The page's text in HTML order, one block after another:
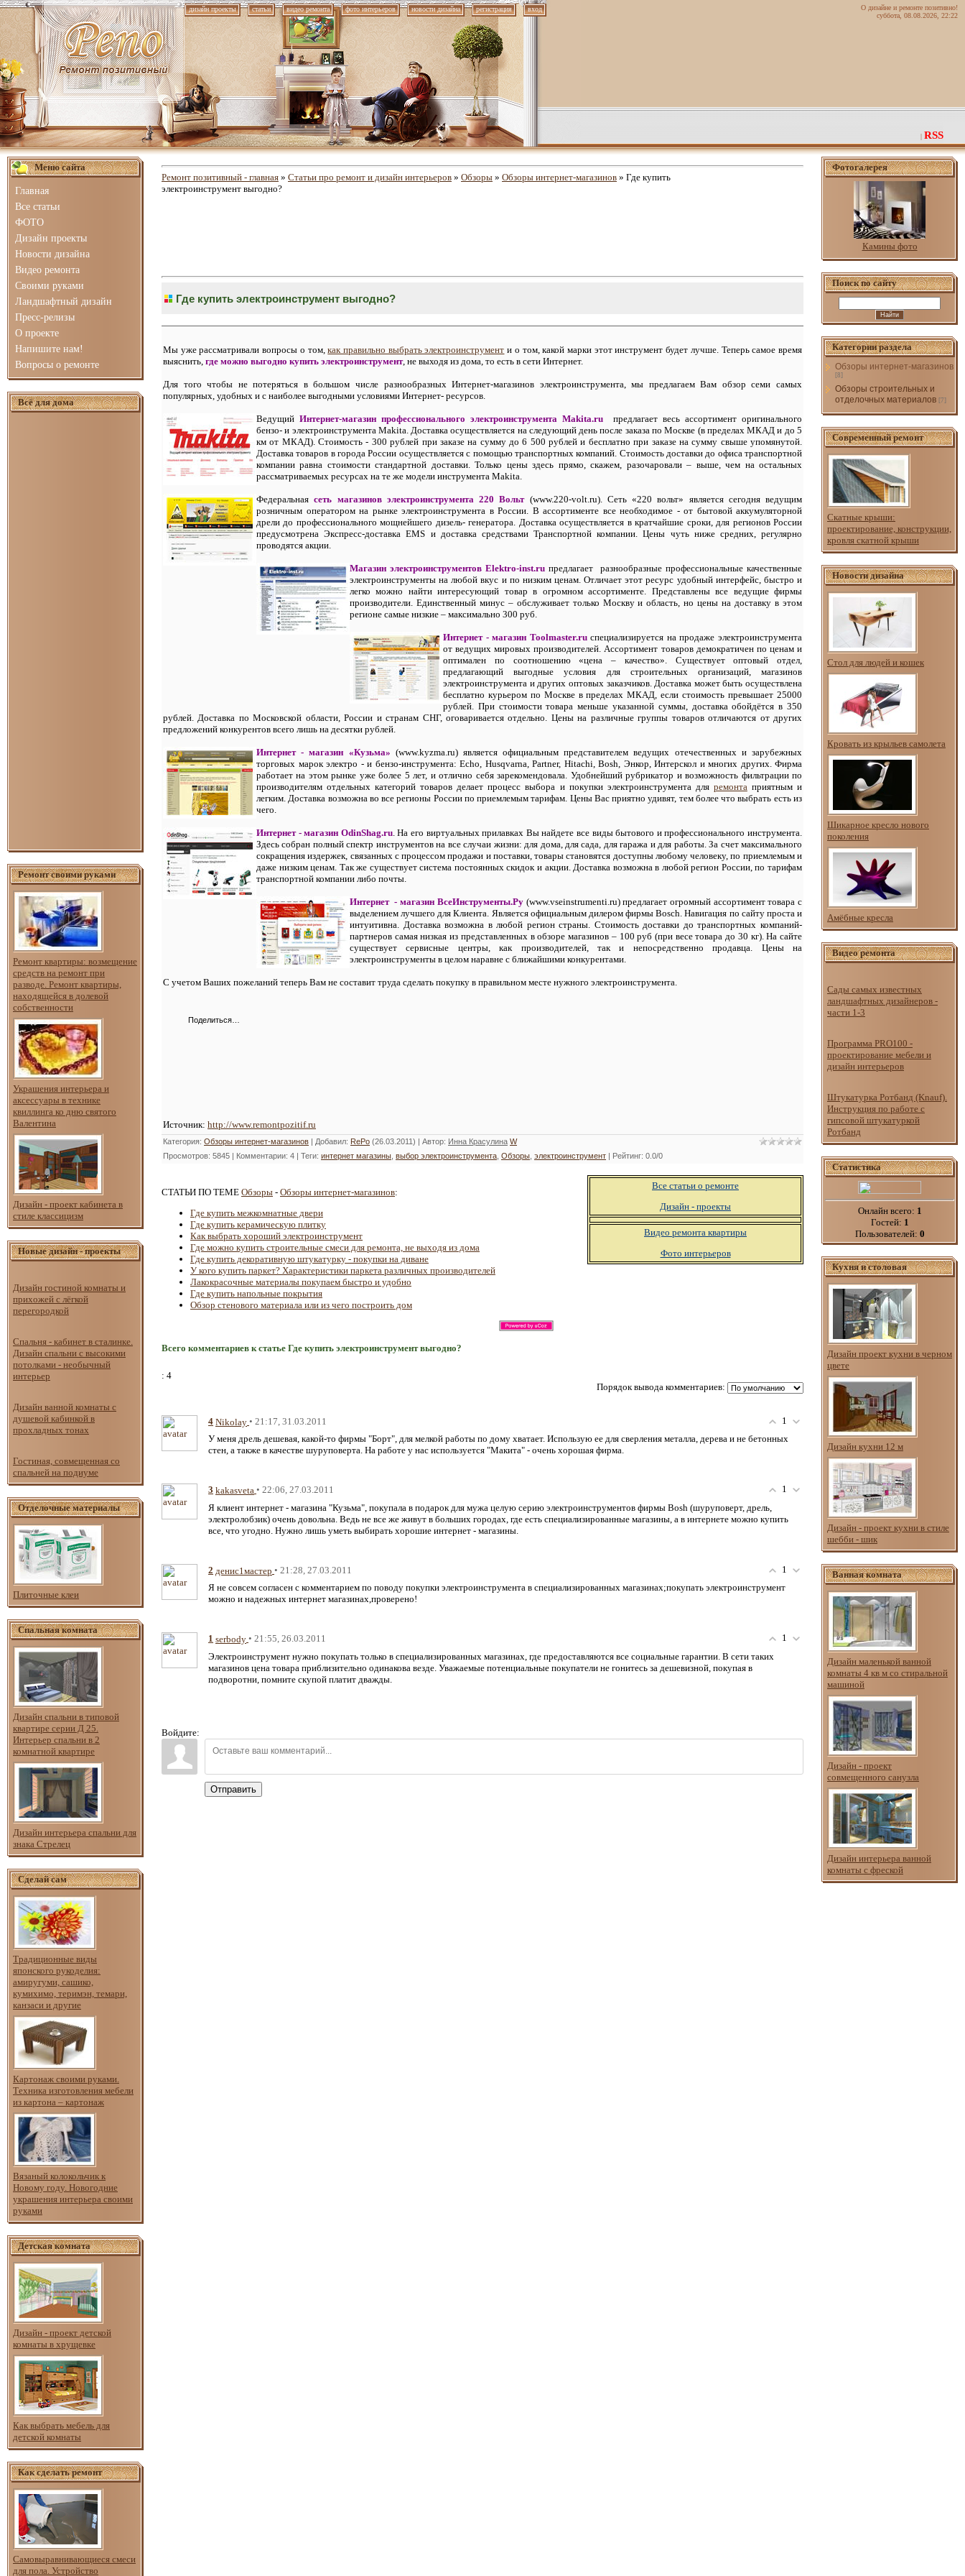
дизайн проекты статьи видео ремонта фото интерьеров новости дизайна регистрация вход
О дизайне и ремонте позитивно!
суббота, 08.08.2026, 22:22
| RSS
Меню сайта
Главная
Все статьи
ФОТО
Дизайн проекты
Новости дизайна
Видео ремонта
Своими руками
Ландшафтный дизайн
Пресс-релизы
О проекте
Напишите нам!
Вопросы о ремонте
Всё для дома
Ремонт своими руками
Ремонт квартиры: возмещение
средств на ремонт при
разводе. Ремонт квартиры,
находящейся в долевой
собственности
Украшения интерьера и
аксессуары в технике
квиллинга ко дню святого
Валентина
Дизайн - проект кабинета в
стиле классицизм
Новые дизайн - проекты
Дизайн гостиной комнаты и
прихожей с лёгкой
перегородкой
Спальня - кабинет в сталинке.
Дизайн спальни с высокими
потолками - необычный
интерьер
Дизайн ванной комнаты с
душевой кабинкой в
прохладных тонах
Гостиная, совмещенная со
спальней на подиуме
Отделочные материалы
Плиточные клеи
Спальная комната
Дизайн спальни в типовой
квартире серии Д 25.
Интерьер спальни в 2
комнатной квартире
Дизайн интерьера спальни для
знака Стрелец
Сделай сам
Традиционные виды
японского рукоделия:
амиругуми, сашико,
кумихимо, теримэн, темари,
канзаси и другие
Картонаж своими руками.
Техника изготовления мебели
из картона – картонаж
Вязаный колокольчик к
Новому году. Новогодние
украшения интерьера своими
руками
Детская комната
Дизайн - проект детской
комнаты в хрущевке
Как выбрать мебель для
детской комнаты
Как сделать ремонт
Самовыравнивающиеся смеси
для пола. Устройство
Ремонт позитивный - главная » Статьи про ремонт и дизайн интерьеров » Обзоры » Обзоры интернет-магазинов » Где купить
электроинструмент выгодно?
Где купить электроинструмент выгодно?
Мы уже рассматривали вопросы о том,как правильно выбрать электроинструмент и о том, какой марки этот инструмент будет лучше. Теперь самое время
выяснить, где можно выгодно купить электроинструмент, не выходя из дома, то есть в сети Интернет.
Для того чтобы не потеряться в большом числе разнообразных Интернет-магазинов электроинструмента, мы предлагаем Вам обзор семи самых
популярных, удобных и с наиболее выгодными условиями Интернет- ресурсов.
Ведущий Интернет-магазин профессионального электроинструмента Makita.ru предлагает весь ассортимент оригинального
бензо- и электроинструмента Makita. Доставка осуществляется на следующий день после заказа по Москве (в пределах МКАД и до 5
км от МКАД). Стоимость - 300 рублей при заказе на сумму до 6 500 рублей и бесплатно при заказе на сумму свыше упомянутой.
Доставка товаров в города России осуществляется с помощью транспортных компаний. Стоимость доставки до офиса транспортной
компании равна стоимости стандартной доставки. Только цены здесь прямо, скажем, разочаровали – выше, чем на остальных
рассматриваемых ресурсах на те же модели инструмента Makita.
Федеральнаясеть магазинов электроинструмента 220 Вольт(www.220-volt.ru). Сеть «220 вольт» является сегодня ведущим
розничным оператором на рынке электроинструмента в России. В ассортименте все необходимое - от бытовой аккумуляторной
дрели до профессионального мощнейшего дизель- генератора. Доставка осуществляется в кратчайшие сроки, для регионов России
предусмотрена Экспресс-доставка EMS и доставка средствами Транспортной компании. Цены чуть ниже средних, регулярно
проводятся акции.
Магазин электроинструментов Elektro-inst.ru предлагает разнообразные профессиональные качественные
электроинструменты на любой вкус и по низким ценам. Отличает этот ресурс удобный интерфейс, быстро и
легко можно найти интересующий товар в огромном ассортименте. Представлены все ведущие фирмы
производители. Единственный минус – обслуживает только Москву и область, но цены на доставку в этом
регионе самые низкие – максимально 300 руб.
Интернет - магазин Toolmaster.ruспециализируется на продаже электроинструмента
от ведущих мировых производителей. Ассортимент товаров демократичен по ценам и
оптимален по соотношению «цена – качество». Существует оптовый отдел,
предлагающий выгодные условия для строительных организаций, магазинов
электроинструмента и других оптовых заказчиков. Доставка может быть осуществлена
бесплатно курьером по Москве в пределах МКАД, если стоимость превышает 25000
рублей. При стоимости товара меньше указанной суммы, доставка обойдётся в 350
рублей. Доставка по Московской области, России и странам СНГ, оговаривается отдельно. Цены на различные группы товаров отличаются от других
предложений конкурентов всего лишь на десятки рублей.
Интернет - магазин «Кузьма» (www.kyzma.ru) является официальным представителем ведущих отечественных и зарубежных
торговых марок электро - и бензо-инструмента: Echo, Husqvarna, Partner, Hitachi, Bosh, Энкор, Интерскол и многих других. Фирма
работает на этом рынке уже более 5 лет, и отлично себя зарекомендовала. Удобнейший рубрикатор и возможность фильтрации по
производителям отдельных категорий товаров делает процесс выбора и покупки электроинструмента для ремонта приятным и
легким. Доставка возможна во все регионы России по приемлемым тарифам. Цены Вас приятно удивят, тем более что выбрать есть из
чего.
Интернет - магазин OdinShag.ru. На его виртуальных прилавках Вы найдете все виды бытового и профессионального инструмента.
Здесь собран полный спектр инструментов на все случаи жизни: для дома, для сада, для гаража и для работы. За счет максимального
сокращения издержек, связанных с процессом продажи и поставки, товары становятся доступны любому человеку, по приемлемым и
даже низким ценам. Так же существует система постоянных скидок и акции. Доставка возможна в любой регион России, по тарифам
транспортной компании либо почты.
Интернет - магазин ВсеИнструменты.Ру(www.vseinstrumenti.ru) предлагает огромный ассортимент товара с
выделением лучшего для Клиента. Является официальным дилером фирмы Bosch. Навигация по сайту проста и
интуитивна. Доставка возможна в любой регион страны. Стоимость доставки до транспортных компаний-
партнеров самая низкая из представленных в обзоре магазинов – 100 руб (при весе товара до 30 кг). На сайте
существует сервисные центры, как производителей, так и непосредственно продавца. Цены на
электроинструменты в целом наравне с ближайшими конкурентами.
С учетом Ваших пожеланий теперь Вам не составит труда сделать покупку в правильном месте нужного электроинструмента.
Поделиться…
Источник: http://www.remontpozitif.ru
Категория: Обзоры интернет-магазинов | Добавил: RePo (26.03.2011) | Автор: Инна Красулина W
Просмотров: 5845 | Комментарии: 4 | Теги: интернет магазины выбор электроинструмента Обзоры электроинструмент | Рейтинг: 0.0/0
Все статьи о ремонте
Дизайн - проекты
Видео ремонта квартиры
Фото интерьеров
СТАТЬИ ПО ТЕМЕ Обзоры - Обзоры интернет-магазинов:
Где купить межкомнатные двери
Где купить керамическую плитку
Как выбрать хороший электроинструмент
Где можно купить строительные смеси для ремонта, не выходя из дома
Где купить декоративную штукатурку - покупки на диване
У кого купить паркет? Характеристики паркета различных производителей
Лакокрасочные материалы покупаем быстро и удобно
Где купить напольные покрытия
Обзор стенового материала или из чего построить дом
Всего комментариев к статье Где купить электроинструмент выгодно?
: 4
Порядок вывода комментариев:
1
4 Nikolay • 21:17, 31.03.2011
У меня дрель дешевая, какой-то фирмы "Борт", для мелкой работы по дому хватает. Использую ее для сверления металла, дерева и не бетонных
стен, а также в качестве шуруповерта. На работе у нас используется "Макита" - очень хорошая фирма.
1
3 kakasveta • 22:06, 27.03.2011
Я клиент интернет - магазина "Кузьма", покупала в подарок для мужа целую серию электроинструментов фирмы Bosh (шуруповерт, дрель,
электролобзик) очень довольна. Ведь не все же живут в больших городах, где есть специализированные магазины, а в интернете можно купить
все, что угодно. Нужно лишь уметь выбирать хорошие интернет - магазины.
1
2 денис1мастер • 21:28, 27.03.2011
Я не совсем согласен с комментарием по поводу покупки электроинструмента в специализированных магазинах;покупать электроинструмент
можно и надежных интернет магазинах,проверено!
1
1 serbody • 21:55, 26.03.2011
Электроинструмент нужно покупать только в специализированных магазинах, где предоставляются все социальные гарантии. В сети таких
магазинов цена товара приблизительно одинакова везде. Уважаемые потенциальные покупатели не гонитесь за дешевизной, покупая в
подворотни, помните скупой платит дважды.
Войдите:
Отправить
Фотогалерея
Камины фото
Поиск по сайту
Категории раздела
Обзоры интернет-магазинов
[8]
Обзоры строительных и
отделочных материалов [7]
Современный ремонт
Скатные крыши:
проектирование, конструкции,
кровля скатной крыши
Новости дизайна
Стол для людей и кошек
Кровать из крыльев самолета
Шикарное кресло нового
поколения
Амёбные кресла
Видео ремонта
Сады самых известных
ландшафтных дизайнеров -
части 1-3
Программа PRO100 -
проектирование мебели и
дизайн интерьеров
Штукатурка Ротбанд (Knauf).
Инструкция по работе с
гипсовой штукатуркой
Ротбанд
Статистика
Онлайн всего: 1
Гостей: 1
Пользователей: 0
Кухня и столовая
Дизайн проект кухни в черном
цвете
Дизайн кухни 12 м
Дизайн - проект кухни в стиле
шебби - шик
Ванная комната
Дизайн маленькой ванной
комнаты 4 кв м со стиральной
машиной
Дизайн - проект
совмещенного санузла
Дизайн интерьера ванной
комнаты с фреской